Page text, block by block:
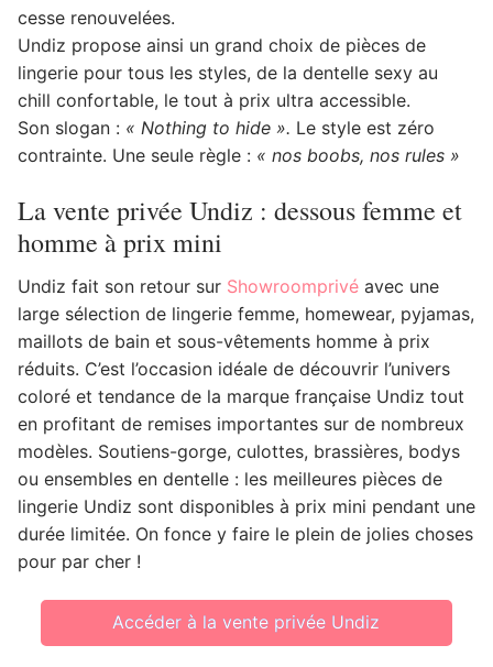
cesse renouvelées.
Undiz propose ainsi un grand choix de pièces de
lingerie pour tous les styles, de la dentelle sexy au
chill confortable, le tout à prix ultra accessible.
Son slogan : « Nothing to hide ». Le style est zéro
contrainte. Une seule règle : « nos boobs, nos rules »
La vente privée Undiz : dessous femme et
homme à prix mini
Undiz fait son retour sur Showroomprivé avec une
large sélection de lingerie femme, homewear, pyjamas,
maillots de bain et sous-vêtements homme à prix
réduits. C’est l’occasion idéale de découvrir l’univers
coloré et tendance de la marque française Undiz tout
en profitant de remises importantes sur de nombreux
modèles. Soutiens-gorge, culottes, brassières, bodys
ou ensembles en dentelle : les meilleures pièces de
lingerie Undiz sont disponibles à prix mini pendant une
durée limitée. On fonce y faire le plein de jolies choses
pour par cher !
Accéder à la vente privée Undiz